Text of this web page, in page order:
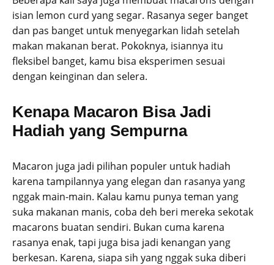
isian lemon curd yang segar. Rasanya seger banget
dan pas banget untuk menyegarkan lidah setelah
makan makanan berat. Pokoknya, isiannya itu
fleksibel banget, kamu bisa eksperimen sesuai
dengan keinginan dan selera.
Kenapa Macaron Bisa Jadi
Hadiah yang Sempurna
Macaron juga jadi pilihan populer untuk hadiah
karena tampilannya yang elegan dan rasanya yang
nggak main-main. Kalau kamu punya teman yang
suka makanan manis, coba deh beri mereka sekotak
macarons buatan sendiri. Bukan cuma karena
rasanya enak, tapi juga bisa jadi kenangan yang
berkesan. Karena, siapa sih yang nggak suka diberi